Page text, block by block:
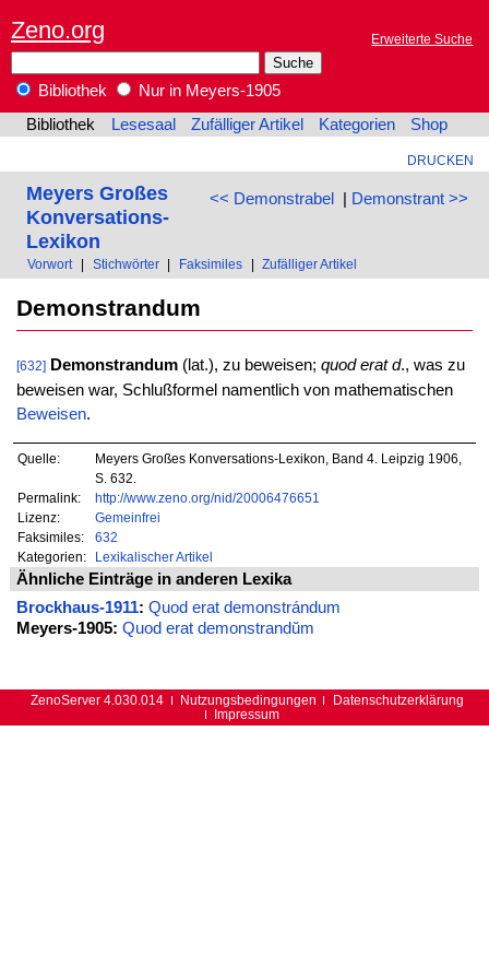
Zeno.org Erweiterte Suche
Bibliothek
Nur in Meyers-1905
Bibliothek
Lesesaal Zufälliger Artikel Kategorien Shop
DRUCKEN
<< Demonstrabel| Demonstrant >>
Meyers Großes
Konversations-
Lexikon
Vorwort Stichwörter Faksimiles Zufälliger Artikel
Demonstrandum
[632] Demonstrandum(lat.), zu beweisen; quod erat d., was zu
beweisen war, Schlußformel namentlich von mathematischen
Beweisen.
Quelle:
Meyers Großes Konversations-Lexikon, Band 4. Leipzig 1906,
S. 632.
Permalink:
http://www.zeno.org/nid/20006476651
Lizenz:
Gemeinfrei
Faksimiles:
632
Kategorien:
Lexikalischer Artikel
Ähnliche Einträge in anderen Lexika
Brockhaus-1911: Quod erat demonstrándum
Meyers-1905: Quod erat demonstrandŭm
ZenoServer 4.030.014 Nutzungsbedingungen
Datenschutzerklärung
Impressum